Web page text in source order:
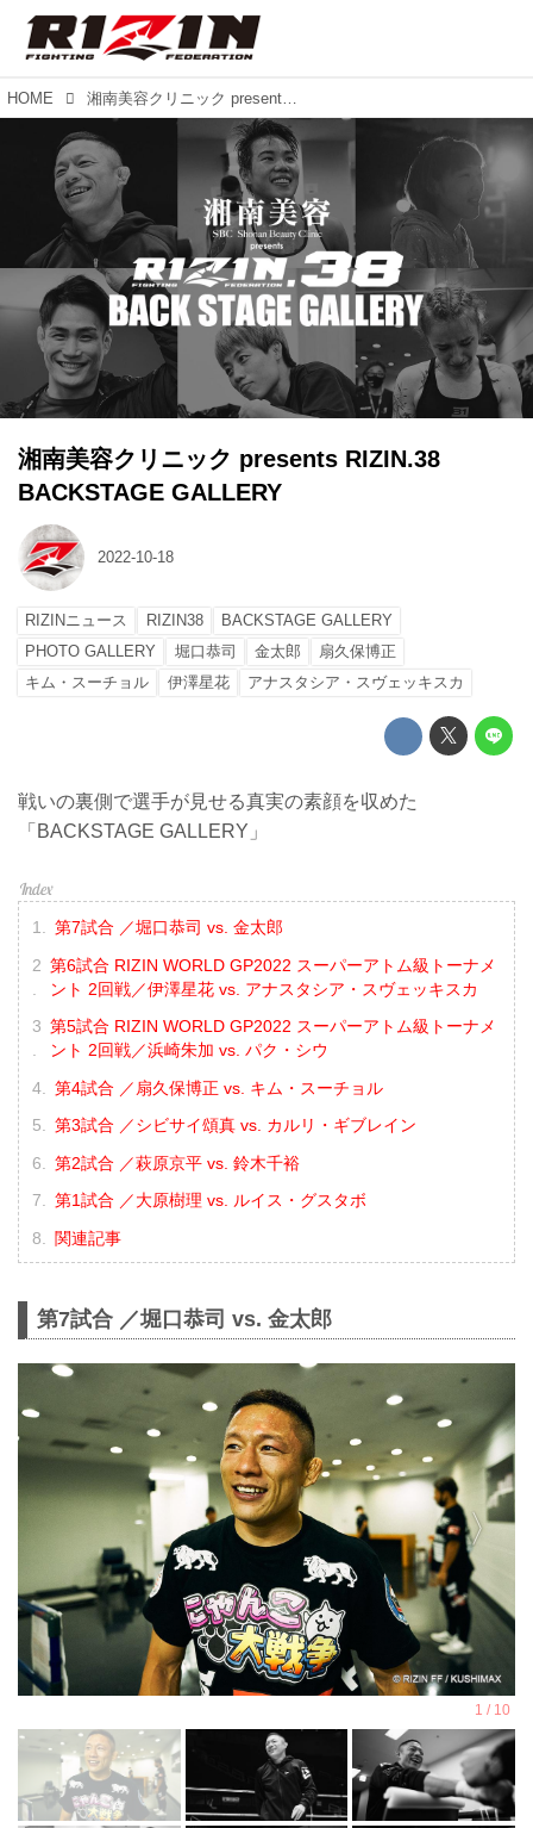
HOME 湘南美容クリニック presents RIZIN.38 BACKSTAGE GALLERY
湘南美容クリニック presents RIZIN.38
BACKSTAGE GALLERY
2022-10-18
RIZINニュース RIZIN38
BACKSTAGE GALLERY
PHOTO GALLERY
堀口恭司 金太郎
扇久保博正
キム・スーチョル
伊澤星花 アナスタシア・スヴェッキスカ
戦いの裏側で選手が見せる真実の素顔を収めた
「BACKSTAGE GALLERY」
第7試合 ／堀口恭司 vs. 金太郎
第6試合 RIZIN WORLD GP2022 スーパーアトム級トーナメ
ント 2回戦／伊澤星花 vs. アナスタシア・スヴェッキスカ
第5試合 RIZIN WORLD GP2022 スーパーアトム級トーナメ
ント 2回戦／浜崎朱加 vs. パク・シウ
第4試合 ／扇久保博正 vs. キム・スーチョル
第3試合 ／シビサイ頌真 vs. カルリ・ギブレイン
第2試合 ／萩原京平 vs. 鈴木千裕
第1試合 ／大原樹理 vs. ルイス・グスタボ
関連記事
第7試合 ／堀口恭司 vs. 金太郎